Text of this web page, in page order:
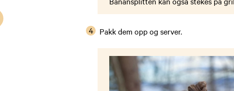
Pakk dem opp og server. ​